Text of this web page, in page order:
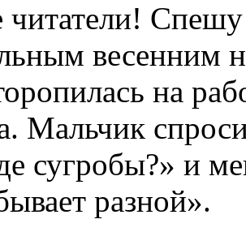
читатели!
весенним
на
Мальчик
сугробы?» и
разной».